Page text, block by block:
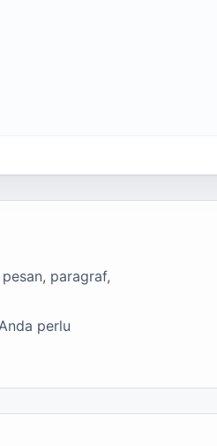
paragraf,
perlu